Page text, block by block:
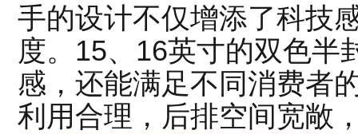
手的设计不仅增添了科技
度。15、16英寸的双色半
感，还能满足不同消费者
利用合理，后排空间宽敞